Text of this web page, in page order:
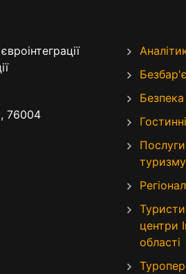
76004
Безпека
центри
області